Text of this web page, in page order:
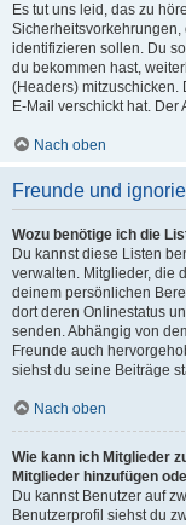
Es tut uns leid, das zu
identifizieren sollen. Du
du bekommen hast,
(Headers) mitzuschicken.
E-Mail verschickt hat.
Nach oben
Freunde und
Wozu benötige ich die
Du kannst diese Listen
verwalten. Mitglieder, die
deinem persönlichen
dort deren Onlinestatus
senden. Abhängig von
Freunde auch
siehst du seine Beiträge
Nach oben
Wie kann ich Mitglieder
Mitglieder hinzufügen
Du kannst Benutzer auf
Benutzerprofil siehst du